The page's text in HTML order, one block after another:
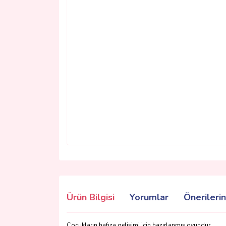
Ürün Bilgisi Yorumlar